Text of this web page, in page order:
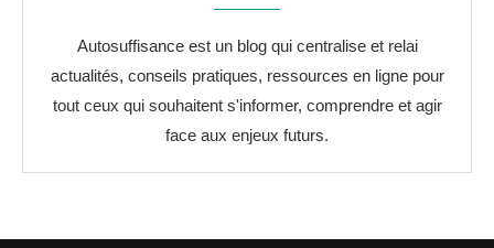
Autosuffisance est un blog qui centralise et relai
actualités, conseils pratiques, ressources en ligne pour
tout ceux qui souhaitent s'informer, comprendre et agir
face aux enjeux futurs.